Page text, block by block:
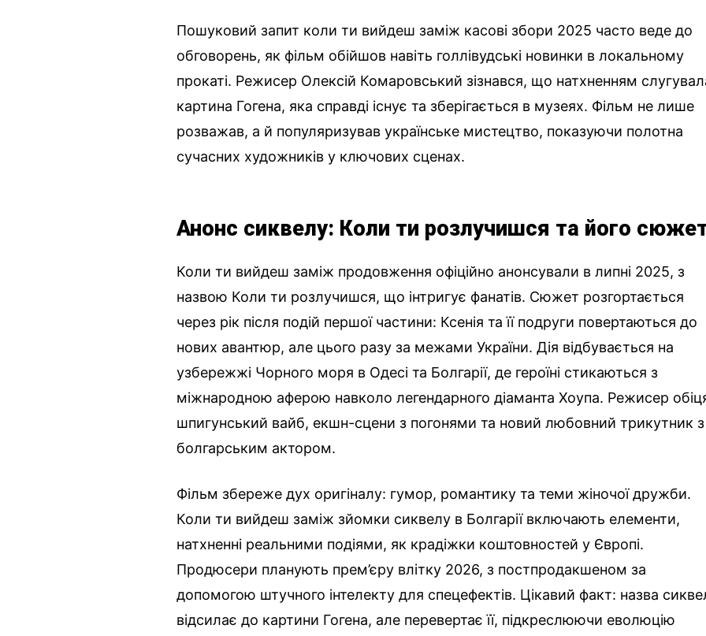
Пошуковий запит коли ти вийдеш заміж касові збори 2025 часто веде до
обговорень, як фільм обійшов навіть голлівудські новинки в локальному
прокаті. Режисер Олексій Комаровський зізнався, що натхненням
картина Гогена, яка справді існує та зберігається в музеях. Фільм не лише
розважав, а й популяризував українське мистецтво, показуючи полотна
сучасних художників у ключових сценах.
Анонс сиквелу: Коли ти розлучишся та його
Коли ти вийдеш заміж продовження офіційно анонсували в липні 2025, з
назвою Коли ти розлучишся, що інтригує фанатів. Сюжет розгортається
через рік після подій першої частини: Ксенія та її подруги повертаються до
нових авантюр, але цього разу за межами України. Дія відбувається на
узбережжі Чорного моря в Одесі та Болгарії, де героїні стикаються з
міжнародною аферою навколо легендарного діаманта Хоупа. Режисер
шпигунський вайб, екшн-сцени з погонями та новий любовний трикутник з
болгарським актором.
Фільм збереже дух оригіналу: гумор, романтику та теми жіночої дружби.
Коли ти вийдеш заміж зйомки сиквелу в Болгарії включають елементи,
натхненні реальними подіями, як крадіжки коштовностей у Європі.
Продюсери планують прем’єру влітку 2026, з постпродакшеном за
допомогою штучного інтелекту для спецефектів. Цікавий факт: назва
відсилає до картини Гогена, але перевертає її, підкреслюючи еволюцію